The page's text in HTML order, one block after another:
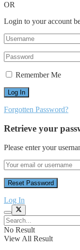
OR
Login to your account
Remember Me
Forgotten Password?
Retrieve your
Please enter your
Log In
No Result
View All Result